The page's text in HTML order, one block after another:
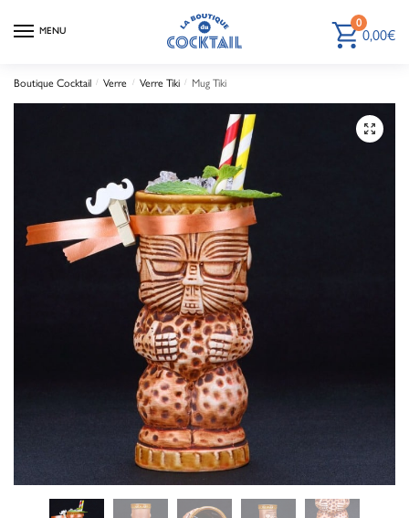
MENU
0
0,00€
Boutique Cocktail / Verre / Verre Tiki / Mug Tiki
🔍